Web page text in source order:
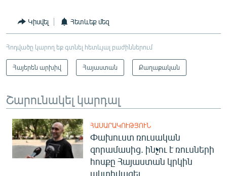
«Ազատության» բոլոր կայքերը
Կիսվել Հետևեք մեզ
Հոդվածը կարող եք գտնել հետևյալ բաժիններում
Հայերեն արխիվ Հայաստան Քաղաքական
Շարունակել կարդալ
ՀԱՍԱՐԱԿՈՒԹՅՈՒՆ
Փախուստ ռուսական
զորամասից. ինչու է ռուսների
հոսքը Հայաստան կրկին
ակտիվացել